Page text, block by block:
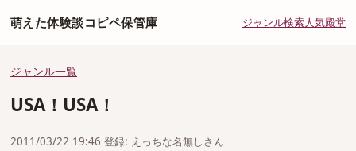
萌えた体験談コピペ保管庫 ジャンル検索人気殿堂
ジャンル一覧
USA！USA！
2011/03/22 19:46 登録: えっちな名無しさん